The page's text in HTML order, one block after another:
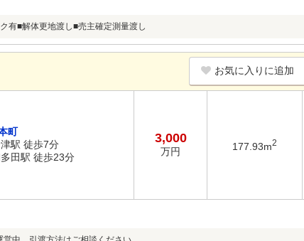
有■解体更地渡し■売主確定測量渡し
お気に入りに追加
町
津駅 徒歩7分
多田駅 徒歩23分
3,000
万円 177.93m2